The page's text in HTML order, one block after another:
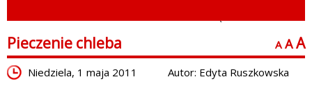
Pieczenie chleba A A A
Niedziela, 1 maja 2011 Autor: Edyta Ruszkowska